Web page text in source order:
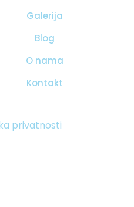
Galerija
Blog
O nama
Kontakt
privatnosti